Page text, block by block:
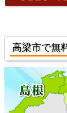
高梁市で無